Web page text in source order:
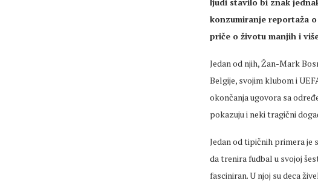
konzumiranje reportaža
priče o životu manjih i
Jedan od njih, Žan-Mark
Belgije, svojim klubom i
okončanja ugovora sa
pokazuju i neki tragični
Jedan od tipičnih primera je
da trenira fudbal u svojoj
fasciniran. U njoj su deca